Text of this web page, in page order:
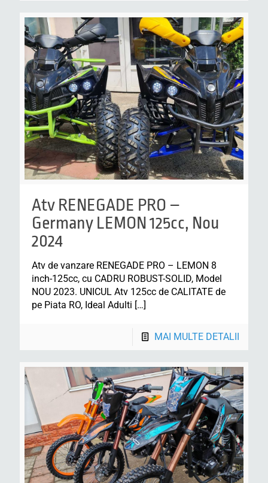
Atv RENEGADE PRO –
Germany LEMON 125cc, Nou
2024
Atv de vanzare RENEGADE PRO – LEMON 8
inch-125cc, cu CADRU ROBUST-SOLID, Model
NOU 2023. UNICUL Atv 125cc de CALITATE de
pe Piata RO, Ideal Adulti […]
MAI MULTE DETALII